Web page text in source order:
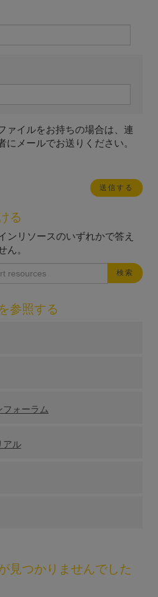
ァイルをお持ちの場合は、連
にメールでお送りください。
る
ンリソースのいずれかで答え
ん。
検索
参照する
ォーラム
アル
見つかりませんでした